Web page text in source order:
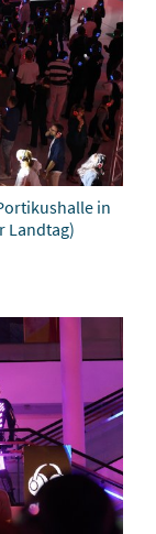
in
Landtag)